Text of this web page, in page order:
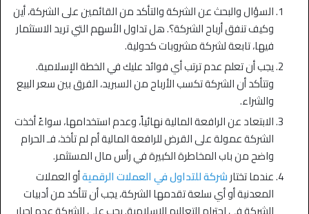
السؤال والبحث عن الشركة والتأكد من القائمين على الشركة، أين
وكيف تنفق أرباح الشركة؟. هل تداول الأسهم التي تريد الاستثمار
فيها، تابعة لشركة مشروبات كحولية.
يجب أن تعلم عدم ترتب أي فوائد عليك في الخطة الإسلامية.
وتتأكد أن الشركة تكسب الأرباح من السبريد، الفرق بين سعر البيع
والشراء.
الابتعاد عن الرافعة المالية نهائياً، وعدم استخدامها، سواءً أخذت
الشركة عمولة على القرض للرافعة المالية أم لم تأخذ، فـ الحرام
واضح من باب المخاطرة الكبيرة في رأس مال المستثمر.
عندما تختارشركة للتداول في العملات الرقميةأو العملات
المعدنية أو أي سلعة تقدمها الشركة، يجب أن تتأكد من أدبيات